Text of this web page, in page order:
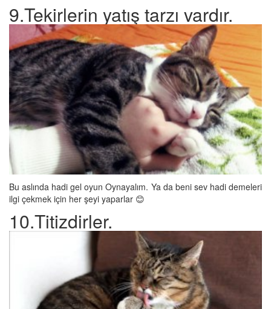
9.Tekirlerin yatış tarzı vardır.
Bu aslında hadi gel oyun Oynayalım. Ya da beni sev hadi demeleri
ilgi çekmek için her şeyi yaparlar 😊
10.Titizdirler.